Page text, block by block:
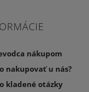
nákupom
nakupovať u nás?
kladené otázky